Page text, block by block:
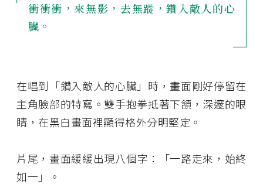
衝衝衝，來無影，去無蹤，鑽入敵人的心
臟。
在唱到「鑽入敵人的心臟」時，畫面剛好停留在
主角臉部的特寫。雙手抱拳抵著下頷，深邃的眼
睛，在黑白畫面裡顯得格外分明堅定。
片尾，畫面緩緩出現八個字：「一路走來，始終
如一」。